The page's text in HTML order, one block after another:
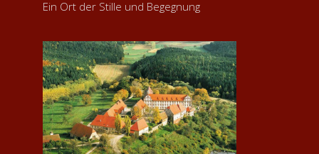
Ein Ort der Stille und Begegnung